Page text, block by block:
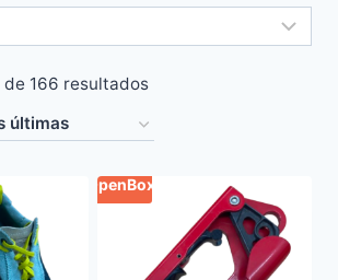
de 166 resultadosSorted
latest
OpenBox